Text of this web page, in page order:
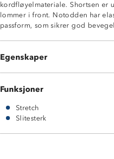
kordfløyelmateriale. Shortsen er
lommer i front. Notodden har
passform, som sikrer god
Egenskaper
To stikklommer
Glidelåslomme på låret
YKK-glidelås
Høy i livet
Funksjoner
Stretch
Slitesterk